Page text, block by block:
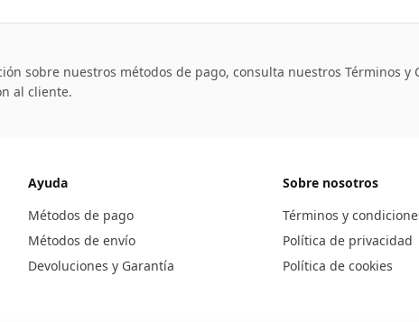
sobre nuestros métodos de pago, consulta nuestros Términos y
al cliente.
Ayuda
Métodos de pago
Métodos de envío
Devoluciones y Garantía
Sobre nosotros
Términos y
Política de privacidad
Política de cookies